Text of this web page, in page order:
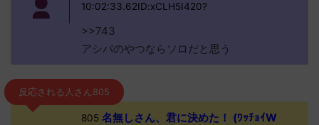
10:02:33.62ID:xCLH5I420?
>>743
アシパのやつならソロだと思う
反応される人さん805
805名無しさん、君に決めた！ (ﾜｯﾁｮｲW